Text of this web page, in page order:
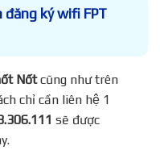
ký wifi FPT
Nốtcũng như trên
chỉ cần liên hệ 1
sẽ được